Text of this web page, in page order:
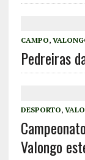
CAMPO,
Pedreiras
DESPORTO,
Valongo